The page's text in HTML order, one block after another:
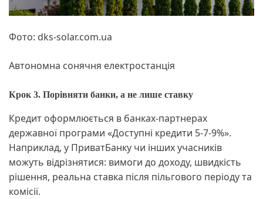
Фото: dks-solar.com.ua
Автономна сонячня електростанція
Крок 3. Порівняти банки, а не лише ставку
Кредит оформлюється в банках-партнерах
державної програми «Доступні кредити 5-7-9%».
Наприклад, у ПриватБанку чи інших учасників
можуть відрізнятися: вимоги до доходу, швидкість
рішення, реальна ставка після пільгового періоду та
комісії.